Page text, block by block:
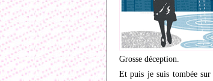
Grosse déception.
Et puis je suis tombée